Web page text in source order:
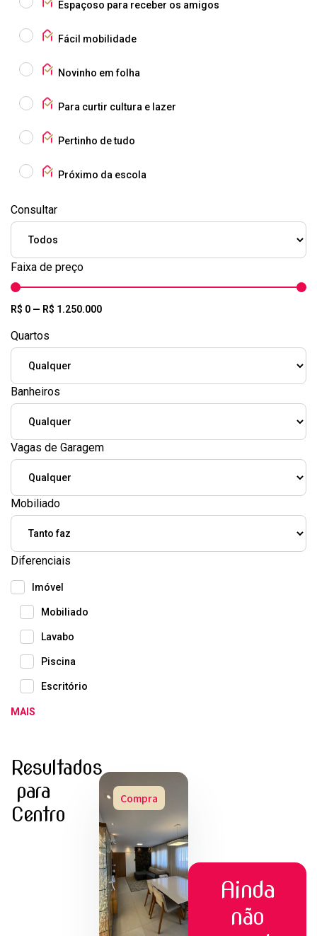
Espaçoso para receber os amigos
Fácil mobilidade
Novinho em folha
Para curtir cultura e lazer
Pertinho de tudo
Próximo da escola
Consultar
Faixa de preço
R$ 0 — R$ 1.250.000
Quartos
Banheiros
Vagas de Garagem
Mobiliado
Diferenciais
Imóvel
Mobiliado
Lavabo
Piscina
Escritório
MAIS
Resultados
para
Centro
Compra
Ainda
não